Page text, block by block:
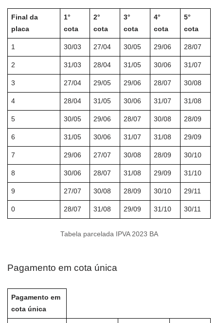
Final da
placa
1°
cota
2°
cota
3°
cota
4°
cota
5°
cota
1 30/03 27/04 30/05 29/06 28/07
2 31/03 28/04 31/05 30/06 31/07
3 27/04 29/05 29/06 28/07 30/08
4 28/04 31/05 30/06 31/07 31/08
5 30/05 29/06 28/07 30/08 28/09
6 31/05 30/06 31/07 31/08 29/09
7 29/06 27/07 30/08 28/09 30/10
8 30/06 28/07 31/08 29/09 31/10
9 27/07 30/08 28/09 30/10 29/11
0 28/07 31/08 29/09 31/10 30/11
Tabela parcelada IPVA 2023 BA
Pagamento em cota única
Pagamento em
cota única